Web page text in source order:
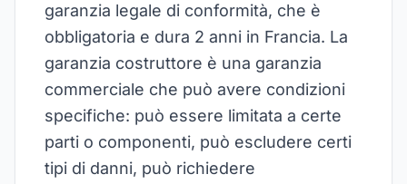
garanzia legale di conformità, che è
obbligatoria e dura 2 anni in Francia. La
garanzia costruttore è una garanzia
commerciale che può avere condizioni
specifiche: può essere limitata a certe
parti o componenti, può escludere certi
tipi di danni, può richiedere